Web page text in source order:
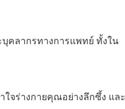
คลากรทางการแพทย์ ทั้งใน
จร่างกายคุณอย่างลึกซึ้ง และ